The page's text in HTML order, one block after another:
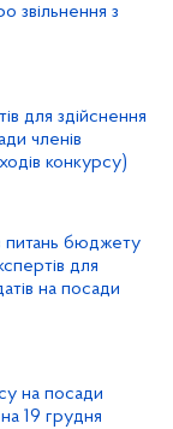
звільнення з
для здійснення
членів
конкурсу)
питань бюджету
для
на посади
на посади
19 грудня